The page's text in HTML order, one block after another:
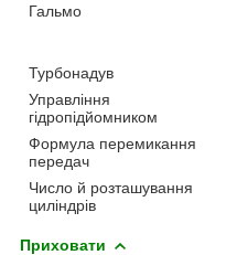
Гальмо
Турбонадув
Управління
гідропідйомником
Формула перемикання
передач
Число й розташування
циліндрів
Приховати